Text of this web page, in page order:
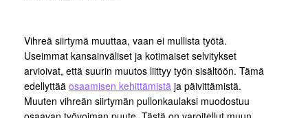
Vihreä siirtymä muuttaa, vaan ei mullista työtä.
Useimmat kansainväliset ja kotimaiset selvitykset
arvioivat, että suurin muutos liittyy työn sisältöön. Tämä
edellyttää osaamisen kehittämistä ja päivittämistä.
Muuten vihreän siirtymän pullonkaulaksi muodostuu